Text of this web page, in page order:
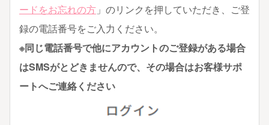
ードをお忘れの方 」のリンクを押していただき、ご登
録の電話番号をご入力ください。
※同じ電話番号で他にアカウントのご登録がある場合
はSMSがとどきませんので、その場合はお客様サポ
ートへご連絡ください